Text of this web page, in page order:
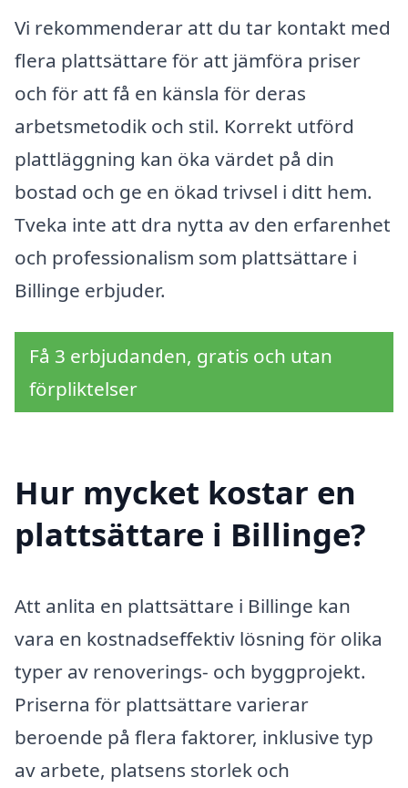
Vi rekommenderar att du tar kontakt med
flera plattsättare för att jämföra priser
och för att få en känsla för deras
arbetsmetodik och stil. Korrekt utförd
plattläggning kan öka värdet på din
bostad och ge en ökad trivsel i ditt hem.
Tveka inte att dra nytta av den erfarenhet
och professionalism som plattsättare i
Billinge erbjuder.
Få 3 erbjudanden, gratis och utan
förpliktelser
Hur mycket kostar en
plattsättare i Billinge?
Att anlita en plattsättare i Billinge kan
vara en kostnadseffektiv lösning för olika
typer av renoverings- och byggprojekt.
Priserna för plattsättare varierar
beroende på flera faktorer, inklusive typ
av arbete, platsens storlek och